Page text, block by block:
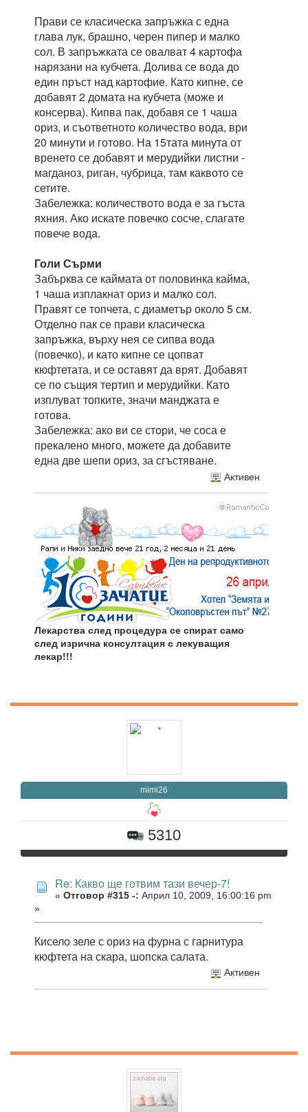
Прави се класическа запръжка с една
глава лук, брашно, черен пипер и малко
сол. В запръжката се овалват 4 картофа
нарязани на кубчета. Долива се вода до
един пръст над картофие. Като кипне, се
добавят 2 домата на кубчета (може и
консерва). Кипва пак, добавя се 1 чаша
ориз, и съответното количество вода, ври
20 минути и готово. На 15тата минута от
вренето се добавят и мерудийки листни -
магданоз, риган, чубрица, там каквото се
сетите.
Забележка: количеството вода е за гъста
яхния. Ако искате повечко сосче, слагате
повече вода.
Голи Сърми
Забърква се каймата от половинка кайма,
1 чаша изплакнат ориз и малко сол.
Правят се топчета, с диаметър около 5 см.
Отделно пак се прави класическа
запръжка, върху нея се сипва вода
(повечко), и като кипне се цопват
кюфтетата, и се оставят да врят. Добавят
се по същия тертип и мерудийки. Като
изплуват топките, значи манджата е
готова.
Забележка: ако ви се стори, че соса е
прекалено много, можете да добавите
една две шепи ориз, за сгъстяване.
Активен
Лекарства след процедура се спират само
след изрична консултация с лекуващия
лекар!!!
mimi26
5310
Re: Какво ще готвим тази вечер-7!
« Отговор #315 -: Април 10, 2009, 16:00:16 pm
»
Кисело зеле с ориз на фурна с гарнитура
кюфтета на скара, шопска салата.
Активен